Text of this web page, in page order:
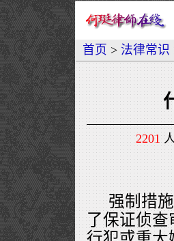
首页 > 法律常识
2201
强制措
了保证侦